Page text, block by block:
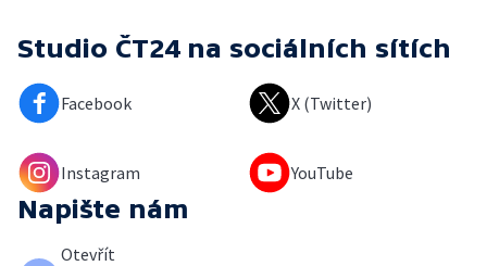
Studio ČT24 na sociálních sítích
Facebook X (Twitter)
Instagram YouTube
Napište nám
Otevřít